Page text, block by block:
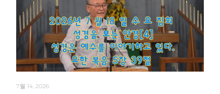
7월 14, 2026